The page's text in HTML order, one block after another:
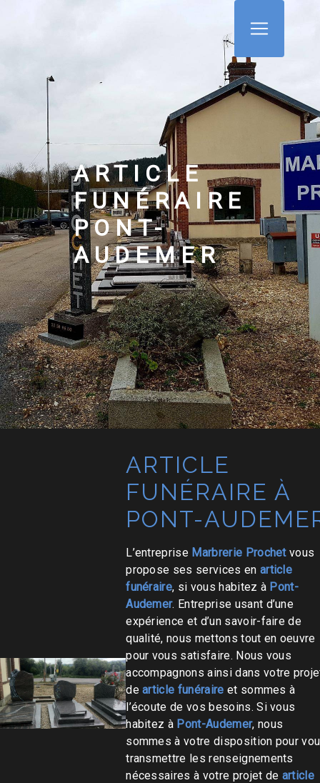
ARTICLE
FUNÉRAIRE
PONT-
AUDEMER
ARTICLE
FUNÉRAIRE À
PONT-
L’entreprise Marbrerie Prochetvous
propose ses services en article
funéraire, si vous habitez à Pont-
Audemer. Entreprise usant d’une
expérience et d’un savoir-faire de
qualité, nous mettons tout en oeuvre
pour vous satisfaire. Nous vous
accompagnons ainsi dans votre
dearticle funéraire et sommes à
l’écoute de vos besoins. Si vous
habitez à Pont-Audemer, nous
sommes à votre disposition pour
transmettre les renseignements
nécessaires à votre projet de article